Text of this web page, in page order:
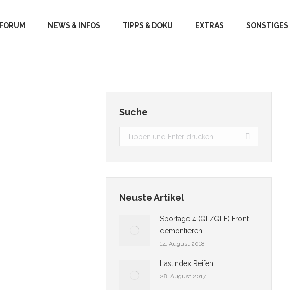
FORUM NEWS & INFOS TIPPS & DOKU EXTRAS SONSTIGES
Suche
Search:
Neuste Artikel
Sportage 4 (QL/QLE) Front
demontieren
14. August 2018
Lastindex Reifen
28. August 2017